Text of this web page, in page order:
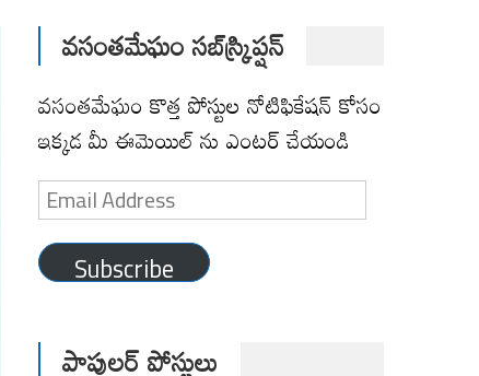
వసంతమేఘం సబ్‌స్క్రిప్షన్
వసంతమేఘం కొత్త పోస్టుల నోటిఫికేషన్ కోసం
ఇక్కడ మీ ఈమెయిల్ ను ఎంటర్ చేయండి
Email
Address
Subscribe
పాపులర్ పోస్టులు